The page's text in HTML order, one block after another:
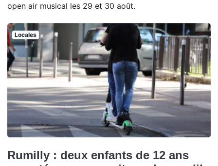
open air musical les 29 et 30 août.
Locales
Rumilly : deux enfants de 12 ans